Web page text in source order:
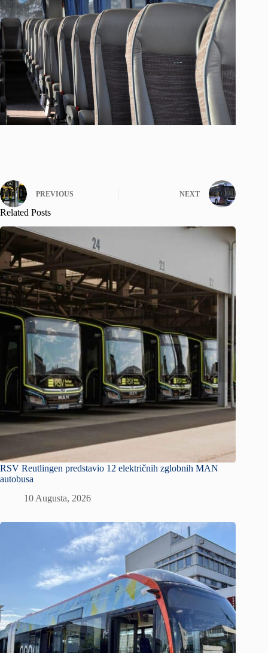
PREVIOUS NEXT
Related Posts
RSV Reutlingen predstavio 12 električnih zglobnih MAN
autobusa
10 Augusta, 2026